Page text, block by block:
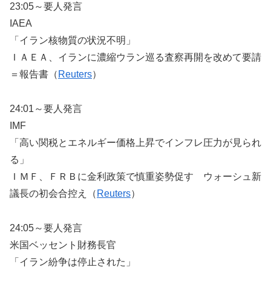
23:05～要人発言
IAEA
「イラン核物質の状況不明」
ＩＡＥＡ、イランに濃縮ウラン巡る査察再開を改めて要請
＝報告書（ Reuters）
24:01～要人発言
IMF
「高い関税とエネルギー価格上昇でインフレ圧力が見られ
る」
ＩＭＦ、ＦＲＢに金利政策で慎重姿勢促す ウォ​ーシュ新
議長の初会合控え（ Reuters）
24:05～要人発言
米国ベッセント財務長官
「イラン紛争は停止された」